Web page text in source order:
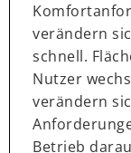
verändern
schnell.
Nutzer
verändern
Betrieb